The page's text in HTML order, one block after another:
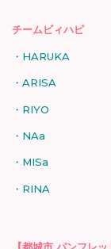
チームビィハピ
HARUKA
ARISA
RIYO
NAa
MISa
RINA